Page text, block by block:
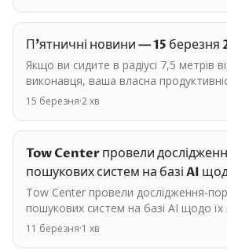
П'ятничні новини — 15 березня
Якщо ви сидите в радіусі 7,5 метрів
виконавця, ваша власна
на 15%. А SEOшникам достатньо
15 березня·2хв
Tow Center провели
пошукових систем на базі AI
точно…
Tow Center провели дослідження-
пошукових систем на базі AI щодо їх
цитувати джерела новин і
новини,…
11 березня·1 хв